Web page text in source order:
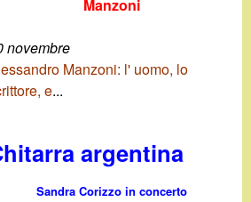
Manzoni
novembre
Manzoni: l' uomo, lo
e...
argentina
Sandra Corizzo in concerto